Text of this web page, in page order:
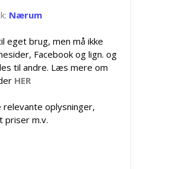
Nærum
eget brug, men må ikke
Facebook og lign. og
til andre. Læs mere om
HER
relevante oplysninger,
priser m.v.